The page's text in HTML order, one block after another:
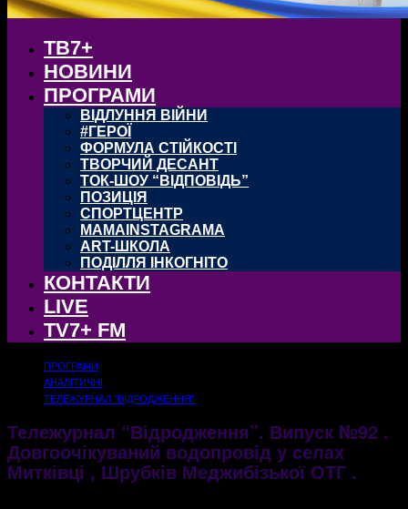
ТВ7+
НОВИНИ
ПРОГРАМИ
ВІДЛУННЯ ВІЙНИ
#ГЕРОЇ
ФОРМУЛА СТІЙКОСТІ
ТВОРЧИЙ ДЕСАНТ
ТОК-ШОУ “ВІДПОВІДЬ”
ПОЗИЦІЯ
СПОРТЦЕНТР
MAMAINSTAGRAMA
ART-ШКОЛА
ПОДІЛЛЯ ІНКОГНІТО
КОНТАКТИ
LIVE
TV7+ FM
ПРОГРАМИ
АНАЛІТИЧНІ
ТЕЛЕЖУРНАЛ "ВІДРОДЖЕННЯ"
Тележурнал “Відродження”. Випуск №92 .
Довгоочікуваний водопровід у селах
Митківці , Шрубків Меджибізької ОТГ .